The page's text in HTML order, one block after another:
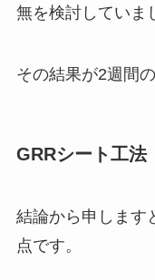
無を検討していま
その結果が2週間
GRRシート工法
結論から申します
点です。